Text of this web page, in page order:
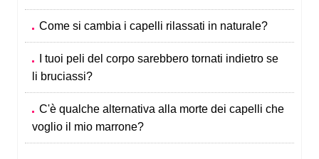
Come si cambia i capelli rilassati in naturale?
I tuoi peli del corpo sarebbero tornati indietro se
li bruciassi?
C'è qualche alternativa alla morte dei capelli che
voglio il mio marrone?